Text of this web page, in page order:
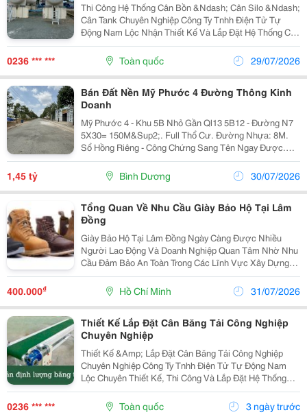
Thi Công Hệ Thống Cân Bồn &Ndash; Cân Silo &Ndash;
Cân Tank Chuyên Nghiệp Công Ty Tnhh Điện Tử Tự
Động Nam Lộc Nhận Thiết Kế Và Lắp Đặt Hệ Thống Cân
Bồn, Cân Silo, Cân Tank Cho Ngành Thực Phẩm, Hóa
Chất, Xi Măng Và Sản Xuất Công Nghiệp. Giải Pháp...
0236 *** *** Toàn quốc 29/07/2026
Bán Đất Nền Mỹ Phước 4 Đường Thông Kinh
Doanh
Mỹ Phước 4 - Khu 5B Nhỏ Gần Ql13 5B12 - Đường N7
5X30= 150M&Sup2;. Full Thổ Cư. Đường Nhựa: 8M.
Sổ Hồng Riêng - Công Chứng Sang Tên Ngay Được.
Đất Gần Ql13; Gần Cây Xăng Asd, Gần Khu Công
Nghiệp - Công Nghệ Cao Thới Hòa; Gần Ubnd Phường.
Cách...
1,45 tỷ Bình Dương 30/07/2026
Tổng Quan Về Nhu Cầu Giày Bảo Hộ Tại Lâm
Đồng
Giày Bảo Hộ Tại Lâm Đồng Ngày Càng Được Nhiều
Người Lao Động Và Doanh Nghiệp Quan Tâm Nhờ Nhu
Cầu Đảm Bảo An Toàn Trong Các Lĩnh Vực Xây Dựng,
Sản Xuất, Cơ Khí Và Nông Nghiệp. Cùng Với Sự Phát
Triển Của Thị Trường, Nhận Thức Về Bảo Hộ Lao Động
Cũng...
400.000₫ Hồ Chí Minh 31/07/2026
Thiết Kế Lắp Đặt Cân Băng Tải Công Nghiệp
Chuyên Nghiệp
Thiết Kế &Amp; Lắp Đặt Cân Băng Tải Công Nghiệp
Chuyên Nghiệp Công Ty Tnhh Điện Tử Tự Động Nam
Lộc Chuyên Thiết Kế, Thi Công Và Lắp Đặt Hệ Thống
Cân Băng Tải Điện Tử Phục Vụ Các Ngành Xi Măng,
Khai Khoáng, Gỗ, Nông Sản, Thức Ăn Chăn Nuôi Và
0236 *** *** Toàn quốc 3 ngày trước